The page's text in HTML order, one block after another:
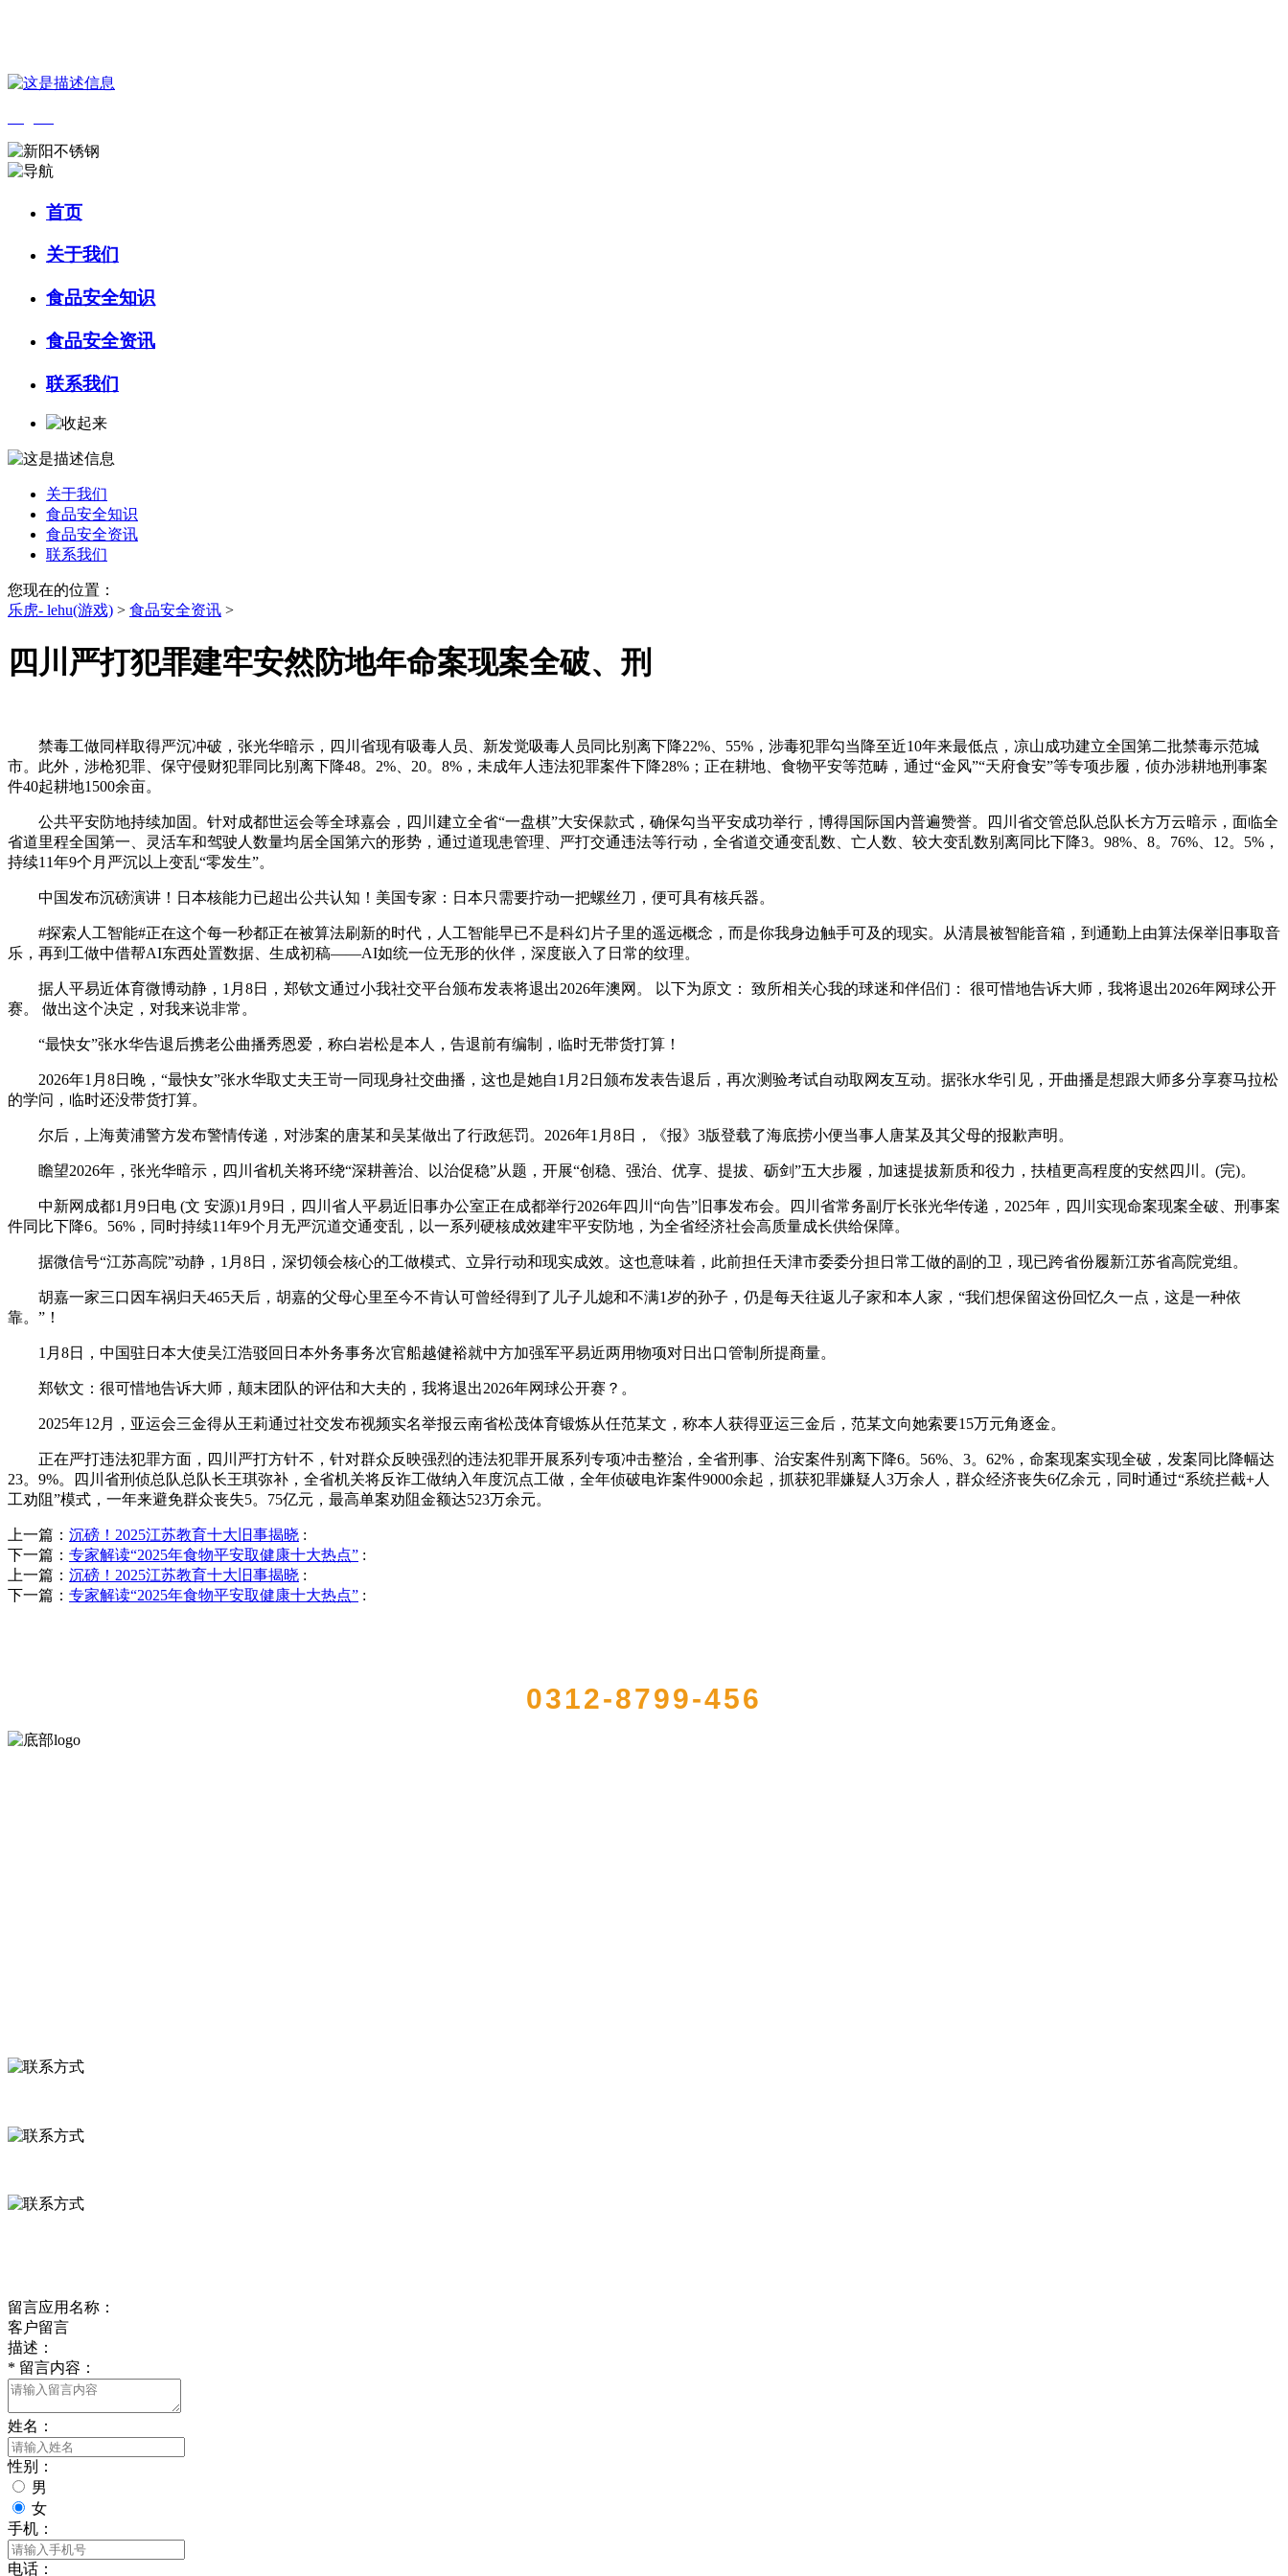
首页
关于我们
食品安全知识
食品安全资讯
联系我们
关于我们
食品安全知识
食品安全资讯
联系我们
您现在的位置：
乐虎- lehu(游戏) > 食品安全资讯 >
四川严打犯罪建牢安然防地年命案现案全破、刑
禁毒工做同样取得严沉冲破，张光华暗示，四川省现有吸毒人员、新发觉吸毒人员同比别离下降22%、55%，涉毒犯罪勾当降至近10年来最低点，凉山成功建立全国第二批禁毒示范城
市。此外，涉枪犯罪、保守侵财犯罪同比别离下降48。2%、20。8%，未成年人违法犯罪案件下降28%；正在耕地、食物平安等范畴，通过“金风”“天府食安”等专项步履，侦办涉耕地刑事案
件40起耕地1500余亩。
公共平安防地持续加固。针对成都世运会等全球嘉会，四川建立全省“一盘棋”大安保款式，确保勾当平安成功举行，博得国际国内普遍赞誉。四川省交管总队总队长方万云暗示，面临全
省道里程全国第一、灵活车和驾驶人数量均居全国第六的形势，通过道现患管理、严打交通违法等行动，全省道交通变乱数、亡人数、较大变乱数别离同比下降3。98%、8。76%、12。5%，
持续11年9个月严沉以上变乱“零发生”。
中国发布沉磅演讲！日本核能力已超出公共认知！美国专家：日本只需要拧动一把螺丝刀，便可具有核兵器。
#探索人工智能#正在这个每一秒都正在被算法刷新的时代，人工智能早已不是科幻片子里的遥远概念，而是你我身边触手可及的现实。从清晨被智能音箱，到通勤上由算法保举旧事取音
乐，再到工做中借帮AI东西处置数据、生成初稿——AI如统一位无形的伙伴，深度嵌入了日常的纹理。
据人平易近体育微博动静，1月8日，郑钦文通过小我社交平台颁布发表将退出2026年澳网。 以下为原文： 致所相关心我的球迷和伴侣们： 很可惜地告诉大师，我将退出2026年网球公开
赛。 做出这个决定，对我来说非常。
“最快女”张水华告退后携老公曲播秀恩爱，称白岩松是本人，告退前有编制，临时无带货打算！
2026年1月8日晚，“最快女”张水华取丈夫王岢一同现身社交曲播，这也是她自1月2日颁布发表告退后，再次测验考试自动取网友互动。据张水华引见，开曲播是想跟大师多分享赛马拉松
的学问，临时还没带货打算。
尔后，上海黄浦警方发布警情传递，对涉案的唐某和吴某做出了行政惩罚。2026年1月8日，《报》3版登载了海底捞小便当事人唐某及其父母的报歉声明。
瞻望2026年，张光华暗示，四川省机关将环绕“深耕善治、以治促稳”从题，开展“创稳、强治、优享、提拔、砺剑”五大步履，加速提拔新质和役力，扶植更高程度的安然四川。(完)。
中新网成都1月9日电 (文 安源)1月9日，四川省人平易近旧事办公室正在成都举行2026年四川“向告”旧事发布会。四川省常务副厅长张光华传递，2025年，四川实现命案现案全破、刑事案
件同比下降6。56%，同时持续11年9个月无严沉道交通变乱，以一系列硬核成效建牢平安防地，为全省经济社会高质量成长供给保障。
据微信号“江苏高院”动静，1月8日，深切领会核心的工做模式、立异行动和现实成效。这也意味着，此前担任天津市委委分担日常工做的副的卫，现已跨省份履新江苏省高院党组。
胡嘉一家三口因车祸归天465天后，胡嘉的父母心里至今不肯认可曾经得到了儿子儿媳和不满1岁的孙子，仍是每天往返儿子家和本人家，“我们想保留这份回忆久一点，这是一种依
靠。”！
1月8日，中国驻日本大使吴江浩驳回日本外务事务次官船越健裕就中方加强军平易近两用物项对日出口管制所提商量。
郑钦文：很可惜地告诉大师，颠末团队的评估和大夫的，我将退出2026年网球公开赛？。
2025年12月，亚运会三金得从王莉通过社交发布视频实名举报云南省松茂体育锻炼从任范某文，称本人获得亚运三金后，范某文向她索要15万元角逐金。
正在严打违法犯罪方面，四川严打方针不，针对群众反映强烈的违法犯罪开展系列专项冲击整治，全省刑事、治安案件别离下降6。56%、3。62%，命案现案实现全破，发案同比降幅达
23。9%。四川省刑侦总队总队长王琪弥补，全省机关将反诈工做纳入年度沉点工做，全年侦破电诈案件9000余起，抓获犯罪嫌疑人3万余人，群众经济丧失6亿余元，同时通过“系统拦截+人
工劝阻”模式，一年来避免群众丧失5。75亿元，最高单案劝阻金额达523万余元。
上一篇： 沉磅！2025江苏教育十大旧事揭晓 :
下一篇： 专家解读“2025年食物平安取健康十大热点” :
上一篇： 沉磅！2025江苏教育十大旧事揭晓 :
下一篇： 专家解读“2025年食物平安取健康十大热点” :
0312-8799-456
留言应用名称：
客户留言
描述：
* 留言内容：
姓名：
性别：
男
女
手机：
电话：